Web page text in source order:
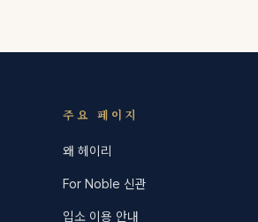
주요 페이지
왜 헤이리
For Noble 신관
입소 이용 안내